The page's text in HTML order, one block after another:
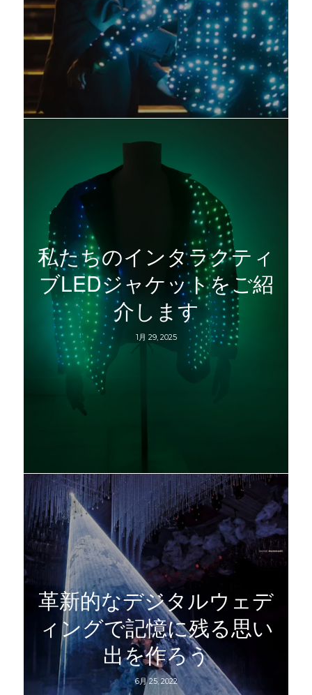
私たちのインタラクティ
ブLEDジャケットをご紹
介します
1月 29, 2025
革新的なデジタルウェデ
ィングで記憶に残る思い
出を作ろう
6月 25, 2022